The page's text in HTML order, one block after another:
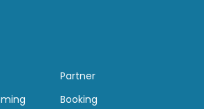
Partner
Booking